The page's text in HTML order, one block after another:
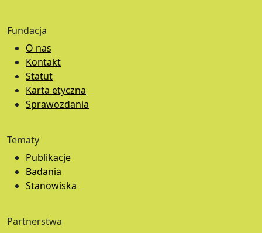
Fundacja
O nas
Kontakt
Statut
Karta etyczna
Sprawozdania
Tematy
Publikacje
Badania
Stanowiska
Partnerstwa